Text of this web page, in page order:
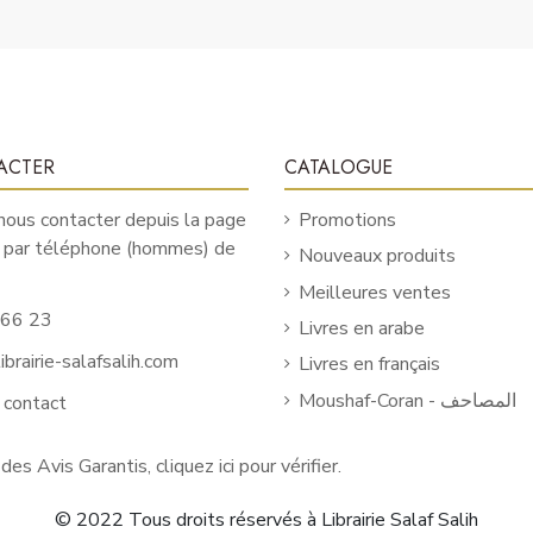
contacter depuis la page
téléphone (hommes) de
23
salafsalih.com
contact
CATALOGUE
Promotions
Nouveaux produits
Meilleures ventes
Livres en arabe
Livres en français
Moushaf-Coran - المصاحف
Avis Garantis, cliquez ici pour vérifier.
© 2022 Tous droits réservés à Librairie Salaf Salih